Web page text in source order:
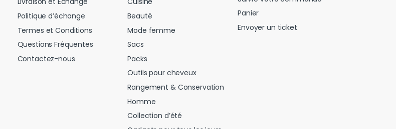
Politique d’échange
Termes et Conditions
Questions Fréquentes
Contactez-nous
Beauté
Mode femme
Sacs
Packs
Outils pour cheveux
Rangement & Conservation
Homme
Collection d’été
Panier
Envoyer un ticket